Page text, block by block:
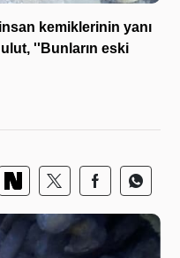
kemiklerinin yanı
''Bunların eski